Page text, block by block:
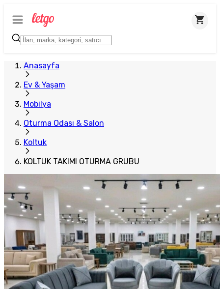
Anasayfa
Ev & Yaşam
Mobilya
Oturma Odası & Salon
Koltuk
KOLTUK TAKIMI OTURMA GRUBU
Plus Satıcı